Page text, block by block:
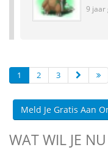
9 jaar
1 2 3
Meld Je Gratis Aan
WAT WIL JE